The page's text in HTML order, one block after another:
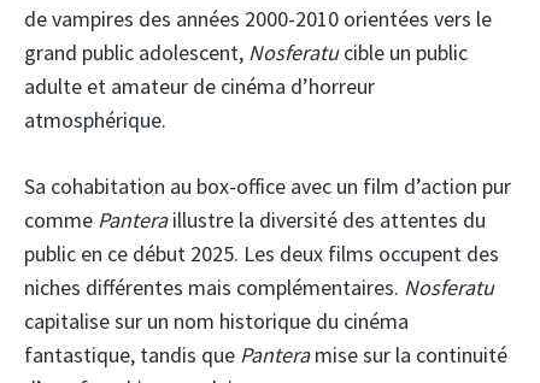
de vampires des années 2000-2010 orientées vers le
grand public adolescent, Nosferatucible un public
adulte et amateur de cinéma d’horreur
atmosphérique.
Sa cohabitation au box-office avec un film d’action pur
comme Panteraillustre la diversité des attentes du
public en ce début 2025. Les deux films occupent des
niches différentes mais complémentaires. Nosferatu
capitalise sur un nom historique du cinéma
fantastique, tandis que Panteramise sur la continuité